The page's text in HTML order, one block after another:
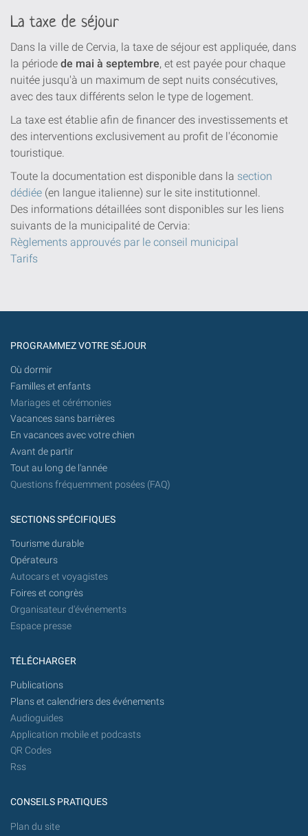
La taxe de séjour
Dans la ville de Cervia, la taxe de séjour est appliquée, dans
la période de mai à septembre, et est payée pour chaque
nuitée jusqu'à un maximum de sept nuits consécutives,
avec des taux différents selon le type de logement.
La taxe est établie afin de financer des investissements et
des interventions exclusivement au profit de l'économie
touristique.
Toute la documentation est disponible dans la section
dédiée (en langue italienne) sur le site institutionnel.
Des informations détaillées sont disponibles sur les liens
suivants de la municipalité de Cervia:
Règlements approuvés par le conseil municipal
Tarifs
PROGRAMMEZ VOTRE SÉJOUR
Où dormir
Familles et enfants
Mariages et cérémonies
Vacances sans barrières
En vacances avec votre chien
Avant de partir
Tout au long de l'année
Questions fréquemment posées (FAQ)
SECTIONS SPÉCIFIQUES
Tourisme durable
Opérateurs
Autocars et voyagistes
Foires et congrès
Organisateur d'événements
Espace presse
TÉLÉCHARGER
Publications
Plans et calendriers des événements
Audioguides
Application mobile et podcasts
QR Codes
Rss
CONSEILS PRATIQUES
Plan du site